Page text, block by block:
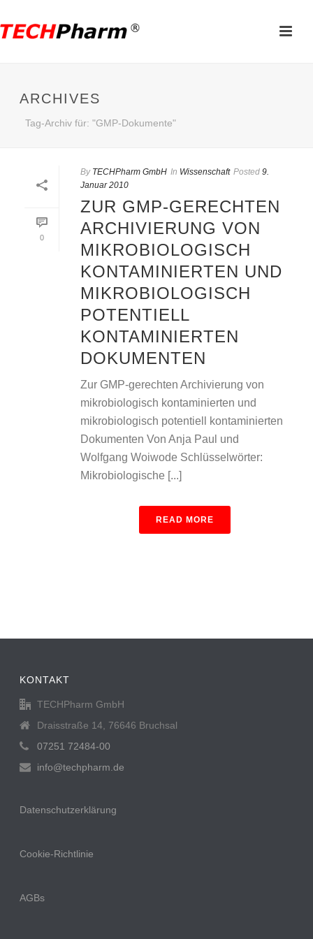
ARCHIVES
Tag-Archiv für: "GMP-Dokumente"
0
By TECHPharm GmbH In Wissenschaft Posted 9.
Januar 2010
ZUR GMP-GERECHTEN
ARCHIVIERUNG VON
MIKROBIOLOGISCH
KONTAMINIERTEN UND
MIKROBIOLOGISCH
POTENTIELL
KONTAMINIERTEN
DOKUMENTEN
Zur GMP-gerechten Archivierung von
mikrobiologisch kontaminierten und
mikrobiologisch potentiell kontaminierten
Dokumenten Von Anja Paul und
Wolfgang Woiwode Schlüsselwörter:
Mikrobiologische [...]
READ MORE
KONTAKT
TECHPharm GmbH
Draisstraße 14, 76646 Bruchsal
07251 72484-00
info@techpharm.de
Datenschutzerklärung
Cookie-Richtlinie
AGBs